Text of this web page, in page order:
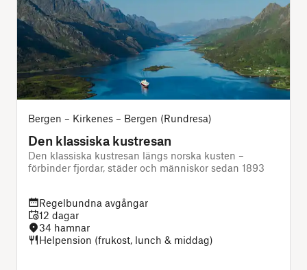
Bergen – Kirkenes – Bergen (Rundresa)
Den klassiska kustresan
Den klassiska kustresan längs norska kusten –
förbinder fjordar, städer och människor sedan 1893
Regelbundna avgångar
12 dagar
34 hamnar
Helpension (frukost, lunch & middag)